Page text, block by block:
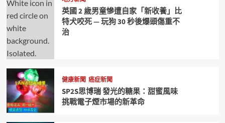
英國 2 歲男童慘遭自家「新收養」比
特犬咬死 — 玩狗 30 秒後爆頭傷重不
治
健康新聞 癌症新聞
SP2S思博瑞 發光的糖果：甜蜜風味
挑戰電子煙市場的新革命